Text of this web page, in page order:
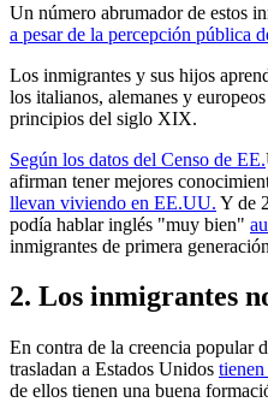
Un número abrumador de estos
a pesar de la percepción pública
Los inmigrantes y sus hijos
los italianos, alemanes y
principios del siglo XIX.
Según los datos del Censo de EE.
afirman tener mejores
llevan viviendo en EE.UU. Y de
podía hablar inglés "muy bien"
inmigrantes de primera
2. Los inmigrantes
En contra de la creencia popular
trasladan a Estados Unidos
de ellos tienen una buena